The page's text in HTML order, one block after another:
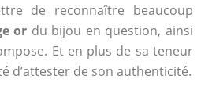
de reconnaître beaucoup
or du bijou en question, ainsi
Et en plus de sa teneur
d’attester de son authenticité.